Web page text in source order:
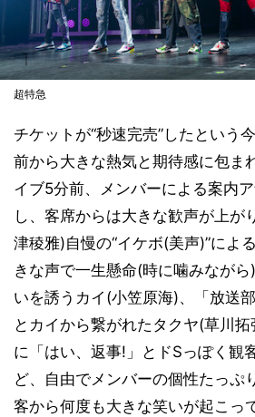
超特急
チケットが“秒速完売”したという
前から大きな熱気と期待感に包ま
イブ5分前、メンバーによる案内
し、客席からは大きな歓声が上が
津稜雅)自慢の“イケボ(美声)”によ
きな声で一生懸命(時に噛みなが
いを誘うカイ(小笠原海)、「放送
とカイから繋がれたタクヤ(草川
に「はい、返事!」とドSっぽく観
ど、自由でメンバーの個性たっぷ
客から何度も大きな笑いが起こっ